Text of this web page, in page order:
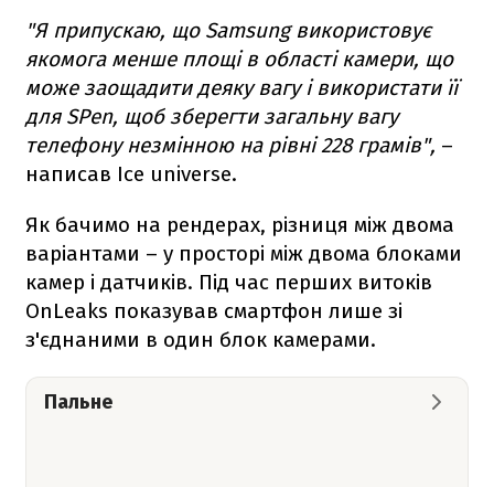
"Я припускаю, що Samsung використовує
якомога менше площі в області камери, що
може заощадити деяку вагу і використати її
для SPen, щоб зберегти загальну вагу
телефону незмінною на рівні 228 грамів", –
написав Ice universe.
Як бачимо на рендерах, різниця між двома
варіантами – у просторі між двома блоками
камер і датчиків. Під час перших витоків
OnLeaks показував смартфон лише зі
з'єднаними в один блок камерами.
Пальне